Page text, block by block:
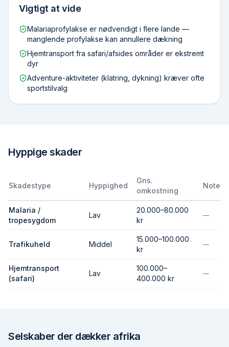
Vigtigt at vide
Malariaprofylakse er nødvendigt i flere lande —
manglende profylakse kan annullere dækning
Hjemtransport fra safari/afsides områder er ekstremt
dyr
Adventure-aktiviteter (klatring, dykning) kræver ofte
sportstilvalg
Hyppige skader
Skadestype Hyppighed
Gns.
omkostning
Note
Malaria /
tropesygdom
Lav
20.000–80.000
kr
—
Trafikuheld Middel
15.000–100.000
kr
—
Hjemtransport
(safari)
Lav
100.000–
400.000 kr
—
Selskaber der dækker afrika